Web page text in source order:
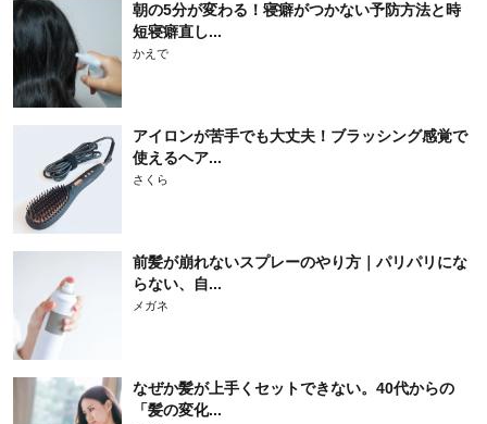
朝の5分が変わる！寝癖がつかない予防方法と時
短寝癖直し...
かえで
アイロンが苦手でも大丈夫！ブラッシング感覚で
使えるヘア...
さくら
前髪が崩れないスプレーのやり方｜パリパリにな
らない、自...
メガネ
なぜか髪が上手くセットできない。40代からの
「髪の変化...